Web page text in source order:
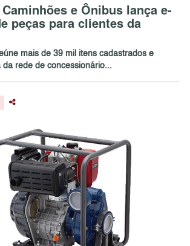
e Ônibus lança e-
peças para clientes da
mais de 39 mil itens cadastrados e
da rede de concessionário...